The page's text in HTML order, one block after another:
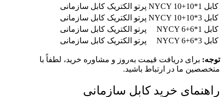
کابل NYCY 10+10*1
پرتو الکتریک کابل سازمانی
کابل NYCY 10+10*3
پرتو الکتریک کابل سازمانی
کابل NYCY 6+6*1
پرتو الکتریک کابل سازمانی
کابل NYCY 6+6*3
پرتو الکتریک کابل سازمانی
توجه: برای دریافت قیمت به‌روز و مشاوره خرید، لطفاً با
متخصصین ما در ارتباط باشید.
راهنمای خرید کابل سازمانی